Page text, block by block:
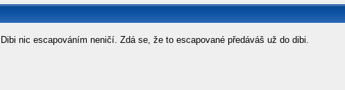
Dibi nic escapováním neničí. Zdá se, že to escapované předáváš už do dibi.